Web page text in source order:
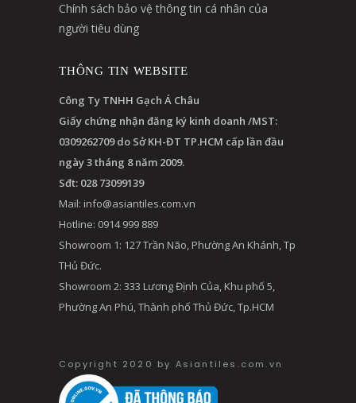
Chính sách bảo vệ thông tin cá nhân của
người tiêu dùng
THÔNG TIN WEBSITE
Công Ty TNHH Gạch Á Châu
Giấy chứng nhận đăng ký kinh doanh /MST:
0309262709 do Sở KH-ĐT TP.HCM cấp lần đầu
ngày 3 tháng 8 năm 2009.
Sđt: 028 73099139
Mail: info@asiantiles.com.vn
Hotline: 0914 999 889
Showroom 1: 127 Trần Não, Phường An Khánh, Tp
THủ Đức.
Showroom 2: 333 Lương Định Của, Khu phố 5,
Phường An Phú, Thành phố Thủ Đức, Tp.HCM
Copyright 2020 by Asiantiles.com.vn